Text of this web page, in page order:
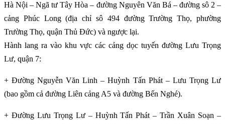
Hà Nội – Ngã tư Tây Hòa – đường Nguyên Văn Bá – đường sô 2 –
cảng Phúc Long (địa chỉ sô 494 đường Trường Thọ, phường
Trường Thọ, quận Thủ Đức) và ngược lại.
Hành lang ra vào khu vực các cảng dọc tuyến đường Lưu Trọng
Lư, quận 7:
+ Đường Nguyễn Văn Linh – Huỳnh Tấn Phát – Lưu Trọng Lư
(bao gồm cả đường Liên cảng A5 và đường Bến Nghé).
+ Đường Lưu Trọng Lư – Huỳnh Tấn Phát – Trần Xuân Soạn –